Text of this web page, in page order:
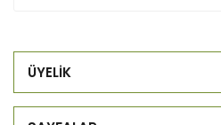
ÜYELİK